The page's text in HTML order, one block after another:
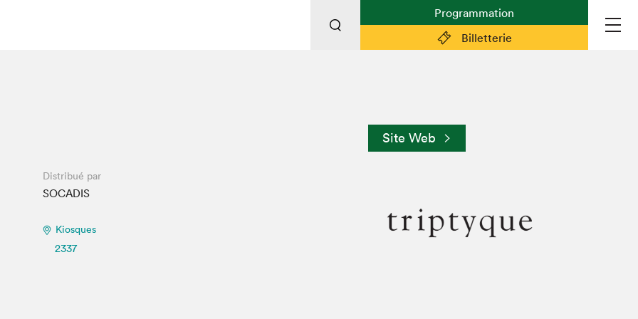
Billetterie
Programmation
Plan du Salon
Préparer sa visite
Espace exposant·e·s
Espace enseignant·e·s
Distribué par
SOCADIS
Kiosques
2337
Site Web